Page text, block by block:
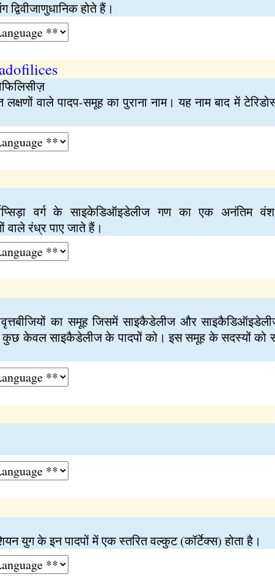
होते हैं।
वाले पादप-समूह का पुराना नाम। यह नाम बाद में
वर्ग के साइकेडिऑइडेलीज गण का एक
रंध्र पाए जाते हैं।
का समूह जिसमें साइकैडेलीज और
कुछ केवल साइकैडेलीज के पादपों को। इस समूह के सदस्यों को
युग के इन पादपों में एक स्तरित वल्कुट (कॉर्टेक्स) होता है।